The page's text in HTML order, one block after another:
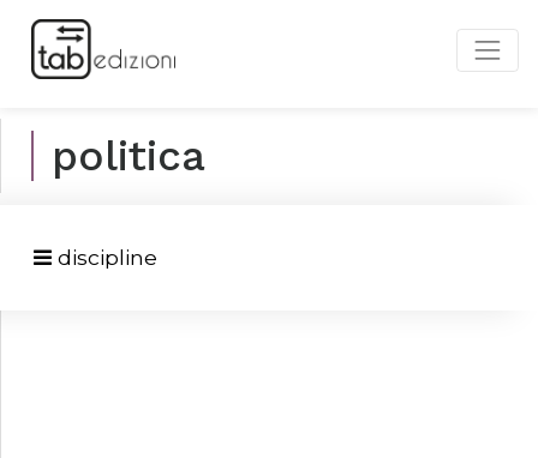
politica
discipline